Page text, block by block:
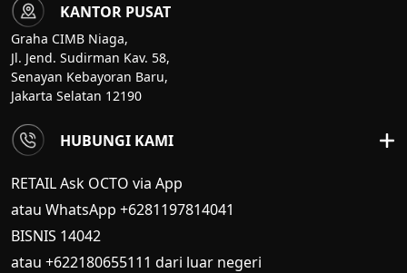
KANTOR PUSAT
Graha CIMB Niaga,
Jl. Jend. Sudirman Kav. 58,
Senayan Kebayoran Baru,
Jakarta Selatan 12190
HUBUNGI KAMI
RETAIL Ask OCTO via App
atau WhatsApp +6281197814041
BISNIS 14042
atau +622180655111 dari luar negeri